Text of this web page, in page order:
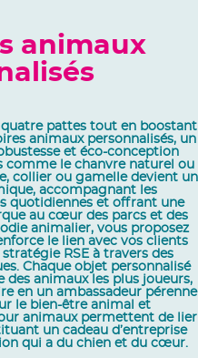
animaux
pattes tout en boostant
animaux personnalisés, un
et éco-conception
comme le chanvre naturel ou
collier ou gamelle devient un
accompagnant les
quotidiennes et offrant une
au cœur des parcs et des
animalier, vous proposez
le lien avec vos clients
RSE à travers des
Chaque objet personnalisé
animaux les plus joueurs,
en un ambassadeur pérenne
le bien-être animal et
animaux permettent de lier
un cadeau d’entreprise
qui a du chien et du cœur.